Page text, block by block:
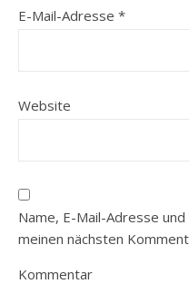
E-Mail-Adresse *
Website
Name, E-Mail-Adresse
meinen nächsten
Kommentar